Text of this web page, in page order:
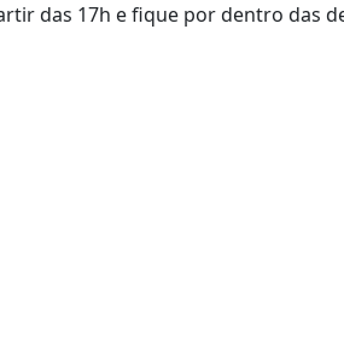
das 17h e fique por dentro das